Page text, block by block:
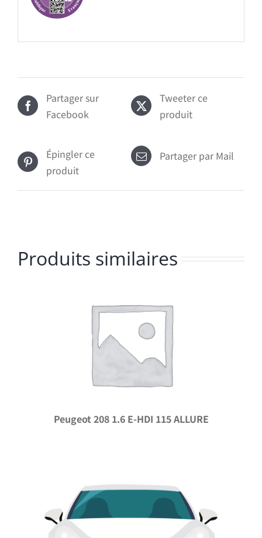
Partager sur
Facebook
Tweeter ce
produit
Épingler ce
produit
Partager par Mail
Produits similaires
Peugeot 208 1.6 E-HDI 115 ALLURE